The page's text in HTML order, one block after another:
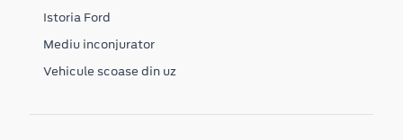
Istoria Ford
Mediu inconjurator
Vehicule scoase din uz